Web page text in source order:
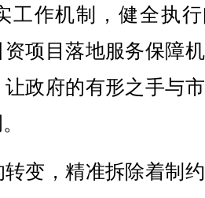
工作机制，健全执
项目落地服务保障
政府的有形之手与
，精准拆除着制